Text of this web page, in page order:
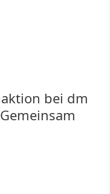
bei dm